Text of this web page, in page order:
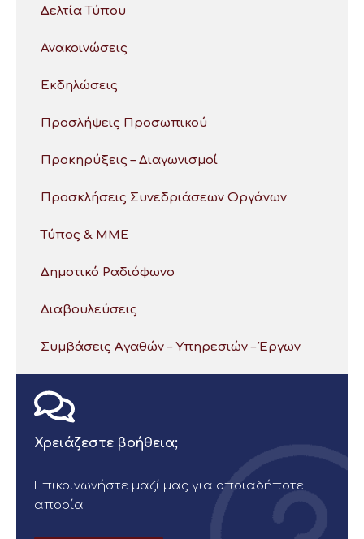
Δελτία Τύπου
Ανακοινώσεις
Εκδηλώσεις
Προσλήψεις Προσωπικού
Προκηρύξεις – Διαγωνισμοί
Προσκλήσεις Συνεδριάσεων Οργάνων
Τύπος & ΜΜΕ
Δημοτικό Ραδιόφωνο
Διαβουλεύσεις
Συμβάσεις Αγαθών – Υπηρεσιών – Έργων
Χρειάζεστε βοήθεια;
Επικοινωνήστε μαζί μας για οποιαδήποτε
απορία